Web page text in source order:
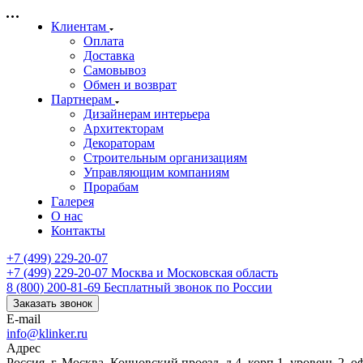
Клиентам
Оплата
Доставка
Самовывоз
Обмен и возврат
Партнерам
Дизайнерам интерьера
Архитекторам
Декораторам
Строительным организациям
Управляющим компаниям
Прорабам
Галерея
О нас
Контакты
+7 (499) 229-20-07
+7 (499) 229-20-07 Москва и Московская область
8 (800) 200-81-69 Бесплатный звонок по России
Заказать звонок
E-mail
info@klinker.ru
Адрес